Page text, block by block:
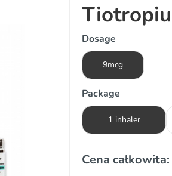
Dosage
9mcg
Package
1 inhaler
Cena całkowita: